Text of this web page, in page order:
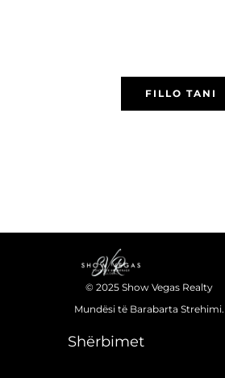
FILLO TANI
© 2025 Show Vegas Realty
Mundësi të Barabarta Strehimi.
Shërbimet